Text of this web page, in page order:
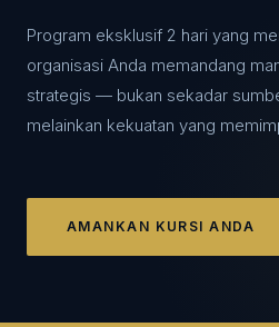
Program eksklusif 2 hari yang
organisasi Anda memandang
strategis — bukan sekadar
melainkan kekuatan yang
AMANKAN KURSI ANDA